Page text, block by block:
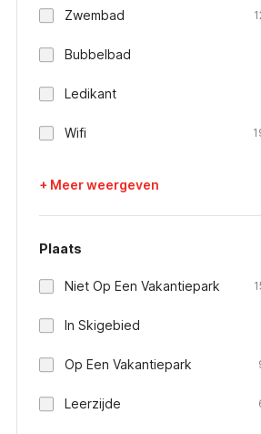
Zwembad
Bubbelbad
Ledikant
Wifi
+ Meer weergeven
Plaats
Niet Op Een Vakantiepark
In Skigebied
Op Een Vakantiepark
Leerzijde